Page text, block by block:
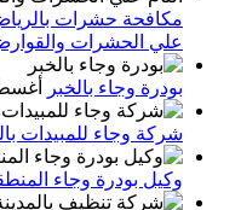
علي الحشرات
بودرة وجاء بالخبر أغسطس
شركة وجاء للمبيدات
وكيل بودرة وجاء